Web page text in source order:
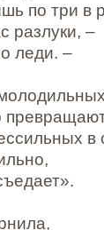
по три в
разлуки, –
леди. –
в